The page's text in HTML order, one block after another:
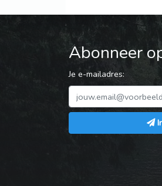
Abonneer
Je e-mailadres: